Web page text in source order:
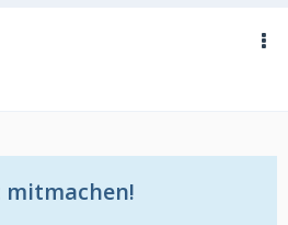
mitmachen!